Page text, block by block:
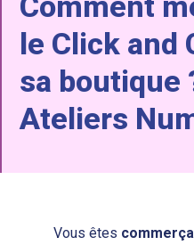
le Click and
sa boutique
Ateliers
Vous êtes